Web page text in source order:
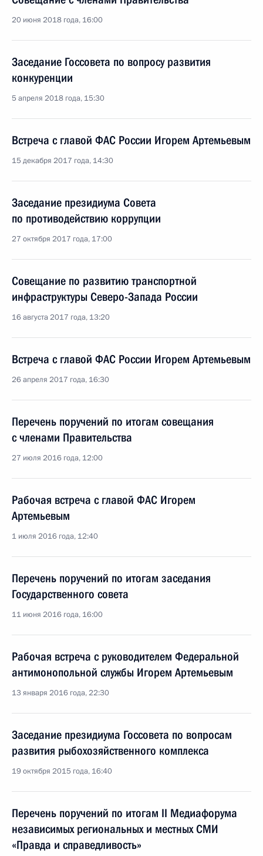
20 июня 2018 года, 16:00
Заседание Госсовета по вопросу развития
конкуренции
5 апреля 2018 года, 15:30
Встреча с главой ФАС России Игорем Артемьевым
15 декабря 2017 года, 14:30
Заседание президиума Совета
по противодействию коррупции
27 октября 2017 года, 17:00
Совещание по развитию транспортной
инфраструктуры Северо-Запада России
16 августа 2017 года, 13:20
Встреча с главой ФАС России Игорем Артемьевым
26 апреля 2017 года, 16:30
Перечень поручений по итогам совещания
с членами Правительства
27 июля 2016 года, 12:00
Рабочая встреча с главой ФАС Игорем
Артемьевым
1 июля 2016 года, 12:40
Перечень поручений по итогам заседания
Государственного совета
11 июня 2016 года, 16:00
Рабочая встреча с руководителем Федеральной
антимонопольной службы Игорем Артемьевым
13 января 2016 года, 22:30
Заседание президиума Госсовета по вопросам
развития рыбохозяйственного комплекса
19 октября 2015 года, 16:40
Перечень поручений по итогам II Медиафорума
независимых региональных и местных СМИ
«Правда и справедливость»